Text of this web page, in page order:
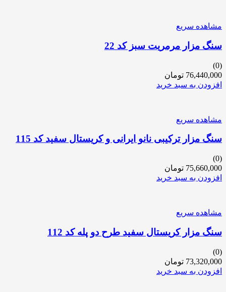
مشاهده سریع
سنگ مزار مرمریت سبز کد 22
(0)
76,440,000 تومان
افزودن به سبد خرید
مشاهده سریع
سنگ مزار ترکیبی نانو ایرانی و کریستال سفید کد 115
(0)
75,660,000 تومان
افزودن به سبد خرید
مشاهده سریع
سنگ مزار کریستال سفید طرح دو پله کد 112
(0)
73,320,000 تومان
افزودن به سبد خرید